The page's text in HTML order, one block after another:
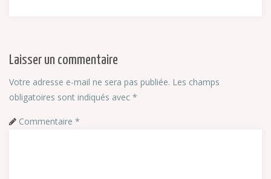
Laisser un commentaire
Votre adresse e-mail ne sera pas publiée. Les champs
obligatoires sont indiqués avec *
Commentaire *